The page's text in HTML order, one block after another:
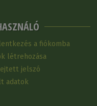
a fiókomba
létrehozása
jelszó
adatok